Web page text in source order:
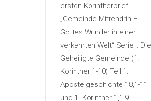
ersten Korintherbrief
„Gemeinde Mittendrin –
Gottes Wunder in einer
verkehrten Welt“ Serie I: Die
Geheiligte Gemeinde (1.
Korinther 1-10) Teil 1:
Apostelgeschichte 18,1-11
und 1. Korinther 1,1-9